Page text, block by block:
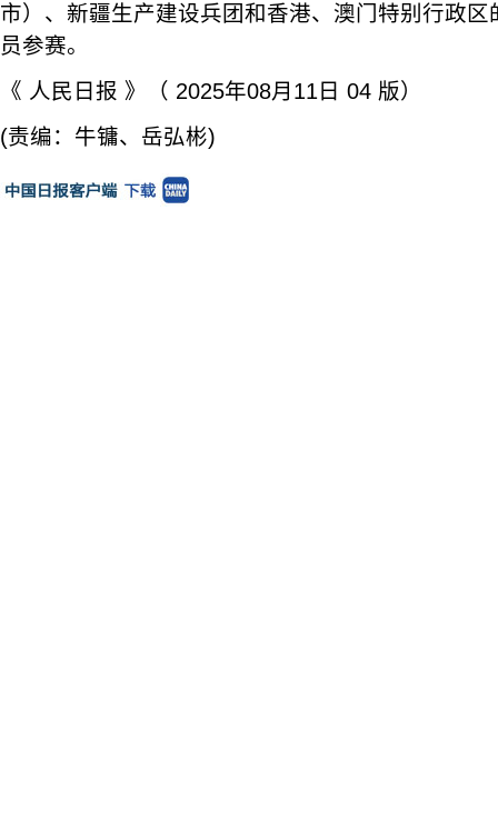
市）、新疆生产建设兵团和香港、澳门特别行政
员参赛。
《 人民日报 》（ 2025年08月11日 04 版）
(责编：牛镛、岳弘彬)